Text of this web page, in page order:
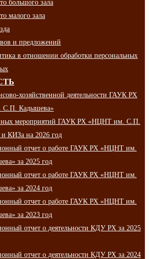
большого зала
малого зала
и предложений
в отношении обработки персональных
хозяйственной деятельности ГАУК РХ
Кадышева»
мероприятий ГАУК РХ «НЦНТ им. С.П.
КИЗа на 2026 год
отчет о работе ГАУК РХ «НЦНТ им.
за 2025 год
отчет о работе ГАУК РХ «НЦНТ им.
за 2024 год
отчет о работе ГАУК РХ «НЦНТ им.
за 2023 год
отчет о деятельности КДУ РХ за 2025
отчет о деятельности КДУ РХ за 2024